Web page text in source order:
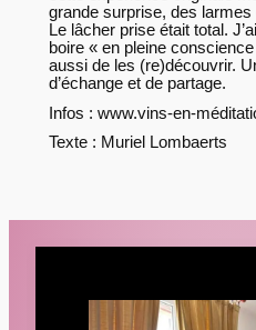
grande surprise, des
Le lâcher prise était total.
boire « en pleine
aussi de les (re)découvrir.
d’échange et de partage.
Infos : www.vins-en-
Texte : Muriel Lombaerts